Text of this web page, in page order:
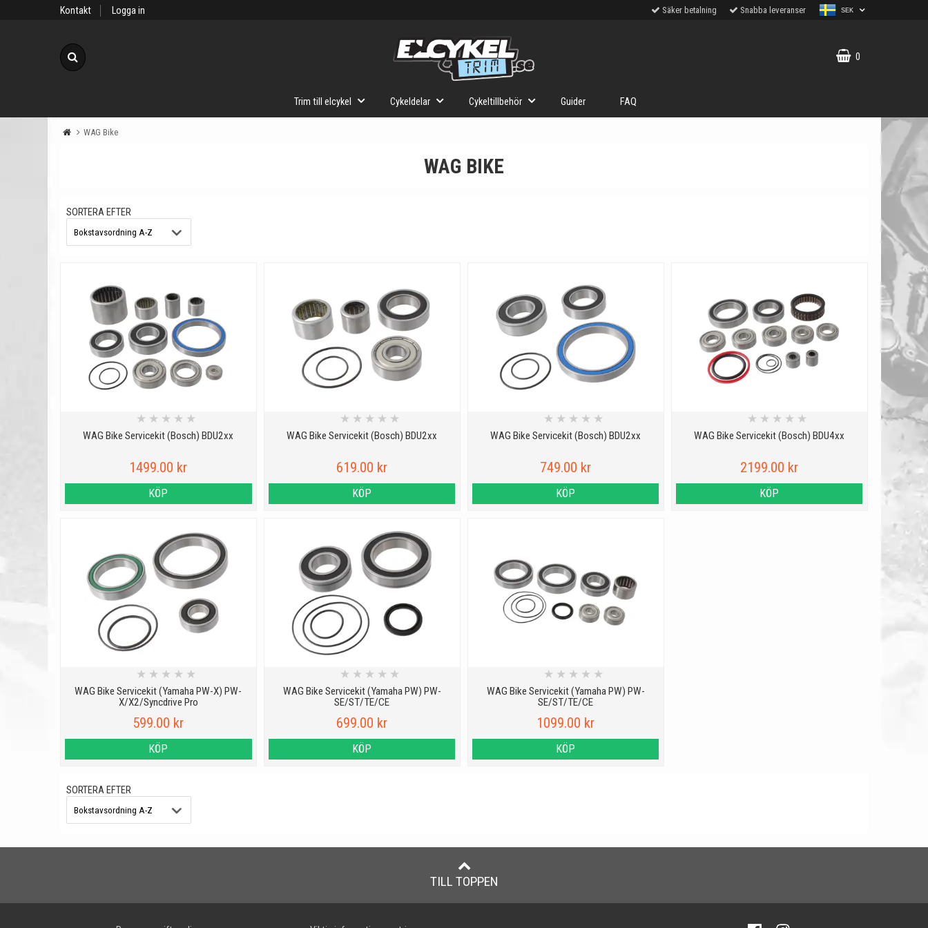
Kontakt Logga in Säker betalning Snabba leveranser SEK
0
Trim till elcykel Cykeldelar Cykeltillbehör Guider FAQ
WAG Bike
WAG BIKE
SORTERA EFTER
WAG Bike Servicekit (Bosch) BDU2xx
★ ★ ★ ★ ★
1499.00 kr
KÖP
WAG Bike Servicekit (Bosch) BDU2xx
★ ★ ★ ★ ★
619.00 kr
KÖP
WAG Bike Servicekit (Bosch) BDU2xx
★ ★ ★ ★ ★
749.00 kr
KÖP
WAG Bike Servicekit (Bosch) BDU4xx
★ ★ ★ ★ ★
2199.00 kr
KÖP
WAG Bike Servicekit (Yamaha PW-X) PW-
X/X2/Syncdrive Pro
★ ★ ★ ★ ★
599.00 kr
KÖP
WAG Bike Servicekit (Yamaha PW) PW-
SE/ST/TE/CE
★ ★ ★ ★ ★
699.00 kr
KÖP
WAG Bike Servicekit (Yamaha PW) PW-
SE/ST/TE/CE
★ ★ ★ ★ ★
1099.00 kr
KÖP
SORTERA EFTER
TILL TOPPEN